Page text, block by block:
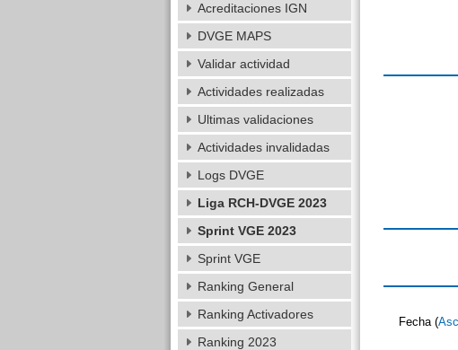
Fecha (
Acreditaciones IGN
DVGE MAPS
Validar actividad
Actividades realizadas
Ultimas validaciones
Actividades invalidadas
Logs DVGE
Liga RCH-DVGE 2023
Sprint VGE 2023
Sprint VGE
Ranking General
Ranking Activadores
Ranking 2023